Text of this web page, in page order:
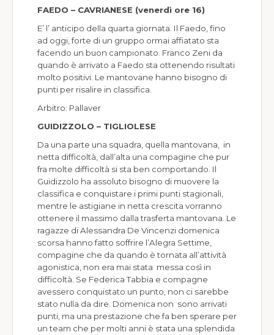
FAEDO – CAVRIANESE (venerdì ore 16)
E’ l’ anticipo della quarta giornata. Il Faedo, fino
ad oggi, forte di un gruppo ormai affiatato sta
facendo un buon campionato. Franco Zeni da
quando è arrivato a Faedo sta ottenendo risultati
molto positivi. Le mantovane hanno bisogno di
punti per risalire in classifica.
Arbitro: Pallaver
GUIDIZZOLO – TIGLIOLESE
Da una parte una squadra, quella mantovana, in
netta difficoltà, dall’alta una compagine che pur
fra molte difficoltà si sta ben comportando. Il
Guidizzolo ha assoluto bisogno di muovere la
classifica e conquistare i primi punti stagionali,
mentre le astigiane in netta crescita vorranno
ottenere il massimo dalla trasferta mantovana. Le
ragazze di Alessandra De Vincenzi domenica
scorsa hanno fatto soffrire l’Alegra Settime,
compagine che da quando è tornata all’attività
agonistica, non era mai stata messa così in
difficoltà. Se Federica Tabbia e compagne
avessero conquistato un punto, non ci sarebbe
stato nulla da dire. Domenica non sono arrivati
punti, ma una prestazione che fa ben sperare per
un team che per molti anni è stata una splendida